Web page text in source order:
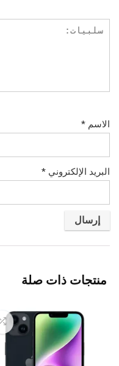
الاسم *
البريد الإلكتروني *
منتجات ذات صلة